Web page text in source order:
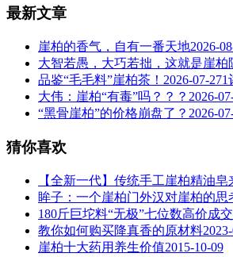
最新文章
崖柏的香气，自有一番天地2026-
大智若愚，大巧若拙，这就是崖柏
品鉴“毛毛料”崖柏茶！ 2026-07-271
大伟：崖柏“有毒”吗？？？ 2026-
“黑骨崖柏”的价格崩盘了？ 2026-
猜你喜欢
【全新一代】传统手工崖柏精油皂
眸子：一个崖柏门外汉对崖柏的思
180斤巨坨料“无极”七位数高价成交
教你如何购买降真香的原材料
崖柏十大药用养生价值2015-10-09